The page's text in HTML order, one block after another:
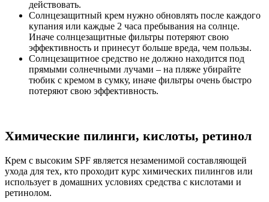
действовать.
Солнцезащитный крем нужно обновлять после каждого
купания или каждые 2 часа пребывания на солнце.
Иначе солнцезащитные фильтры потеряют свою
эффективность и принесут больше вреда, чем пользы.
Солнцезащитное средство не должно находится под
прямыми солнечными лучами – на пляже убирайте
тюбик с кремом в сумку, иначе фильтры очень быстро
потеряют свою эффективность.
Химические пилинги, кислоты, ретинол
Крем с высоким SPF является незаменимой составляющей
ухода для тех, кто проходит курс химических пилингов или
использует в домашних условиях средства с кислотами и
ретинолом.